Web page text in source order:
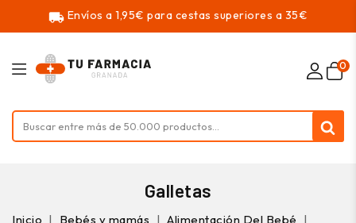
local_shipping Envíos a 1,95€ para cestas superiores a 35€
0
Galletas
Inicio Bebés y mamás
Alimentación Del Bebé